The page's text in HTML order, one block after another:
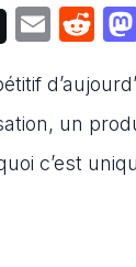
E
ai
l
R
d
di
t
un
c’est